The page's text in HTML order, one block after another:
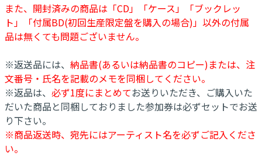
また、開封済みの商品は「CD」「ケース」「ブックレッ
ト」「付属BD(初回生産限定盤を購入の場合)」以外の付属
品は無くても問題ございません。
※返送品には、 納品書(あるいは納品書のコピー)または、注
文番号・氏名を記載のメモを同梱してください。
※返品は、 必ず1度にまとめてお送りいただき、ご購入いた
だいた商品と同梱しておりました参加券は必ずセットでお送
り下さい。
※商品返送時、宛先にはアーティスト名を必ずご記入くださ
い。